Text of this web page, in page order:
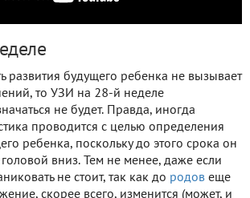
развития будущего ребенка не вызывает
то УЗИ на 28-й неделе
не будет. Правда, иногда
проводится с целью определения
ребенка, поскольку до этого срока он
вниз. Тем не менее, даже если
не стоит, так как до родов еще
скорее всего, изменится (может, и